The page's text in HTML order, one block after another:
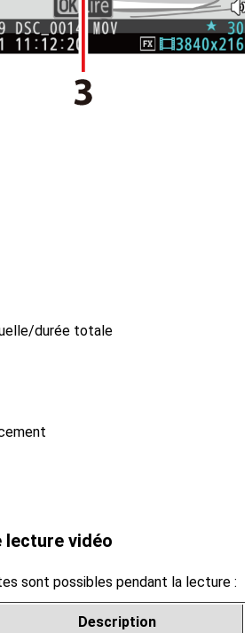
durée totale
lecture vidéo
sont possibles pendant la lecture :
Description